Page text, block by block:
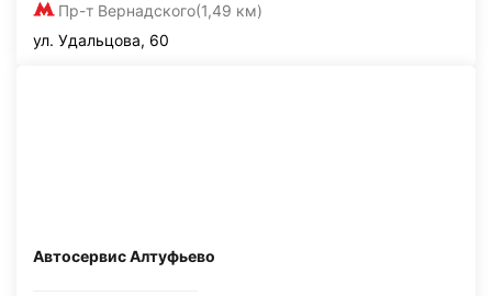
Пр-т Вернадского(1,49 км)
ул. Удальцова, 60
Автосервис Алтуфьево